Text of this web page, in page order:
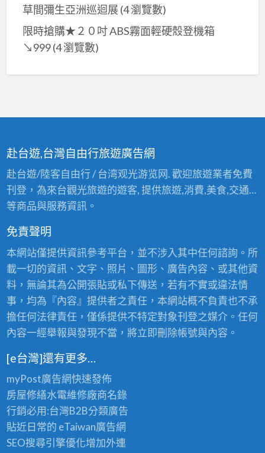
草間彌生亞洲巡迴展 (4 瀏覽數)
限時搶購★２０吋 ABS霧面輕硬殼登機箱
↘999(4 瀏覽數)
赴台遊,台灣自由行旅遊廣告網
赴台遊/陸客自由行 / 台湾观光游览网. 歡迎旅遊業者免費
刊登，為來台觀光旅遊的遊客, 提供旅遊,消費,美食,交通…
等商品與服務資訊。
免責聲明
本網站僅提供資訊參考平台，並不涉入其中任何諮詢。所
載一切的資訊、文字、照片、圖形、廣告內容、或其他資
料，無論其為公開張貼或私下傳送，若有不實或違法情
事，均為『內容』提供者之責任，本網站概不負責也不承
擔任何法律責任，僅係提供不特定對象刊登之媒介。任何
內容一經舉報與發現不當，將立即刪除帳號與內容。
[e台灣]還有更多…
myPost廣告網快速發佈
房屋修繕水電維修廠商名錄
行銷必用:台灣B2B分類廣告
貼近日常的 eTaiwan廣告網
SEO搜尋引擎優化增加外連